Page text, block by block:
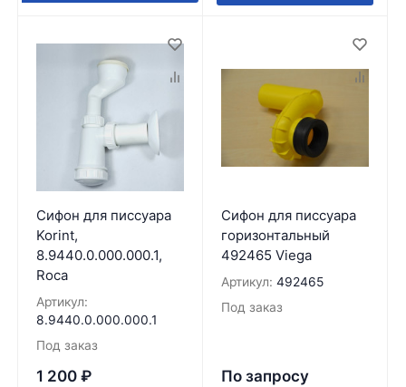
Сифон для писсуара
Korint,
8.9440.0.000.000.1,
Roca
Артикул:
8.9440.0.000.000.1
Под заказ
1 200 ₽
Сифон для писсуара
горизонтальный
492465 Viega
Артикул: 492465
Под заказ
По запросу